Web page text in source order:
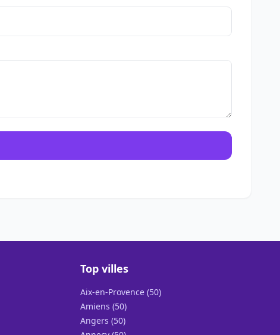
Top villes
Aix-en-Provence (50)
Amiens (50)
Angers (50)